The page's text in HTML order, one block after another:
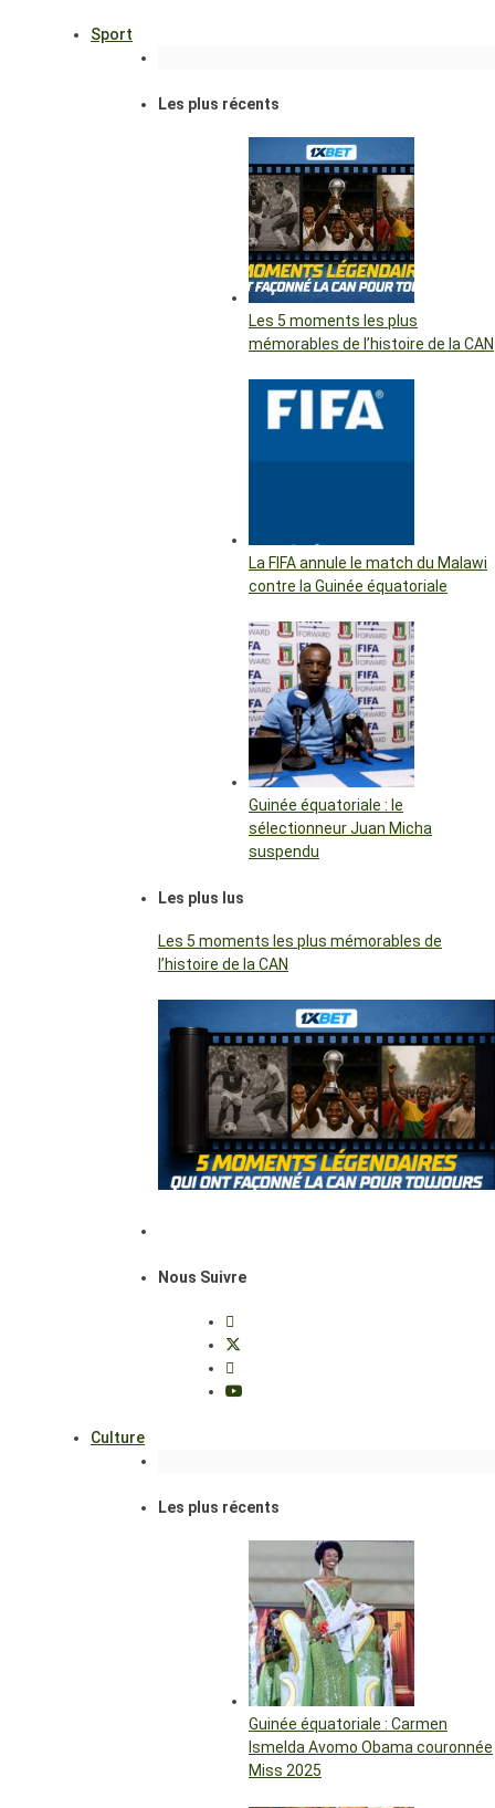
Sport
Les plus récents
Les 5 moments les plus
mémorables de l’histoire de la CAN
La FIFA annule le match du Malawi
contre la Guinée équatoriale
Guinée équatoriale : le
sélectionneur Juan Micha
suspendu
Les plus lus
Les 5 moments les plus mémorables de
l’histoire de la CAN
Nous Suivre
Culture
Les plus récents
Guinée équatoriale : Carmen
Ismelda Avomo Obama couronnée
Miss 2025